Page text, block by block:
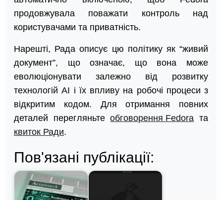
продовжувала поважати контроль над
користувачами та приватність.
Нарешті, Рада описує цю політику як “живий
документ”, що означає, що вона може
еволюціонувати залежно від розвитку
технологій AI і їх впливу на робочі процеси з
відкритим кодом. Для отримання повних
деталей перегляньтеобговорення Fedora та
квиток Ради.
Пов'язані публікації: